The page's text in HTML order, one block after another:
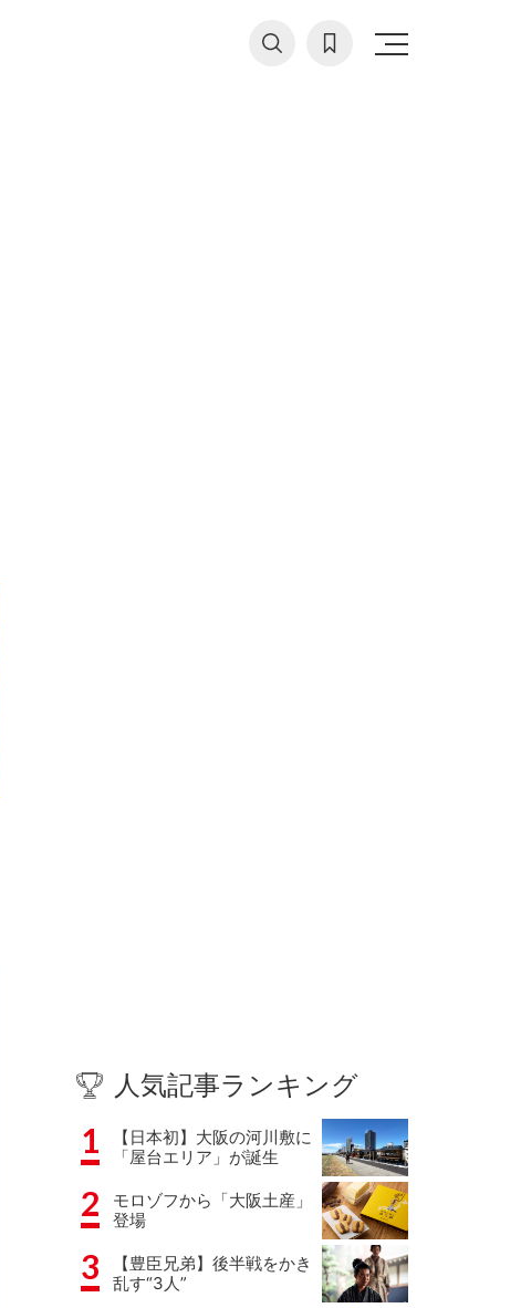
人気記事ランキング
1
【日本初】大阪の河川敷に
「屋台エリア」が誕生
2
モロゾフから「大阪土産」
登場
3
【豊臣兄弟】後半戦をかき
乱す“3人”